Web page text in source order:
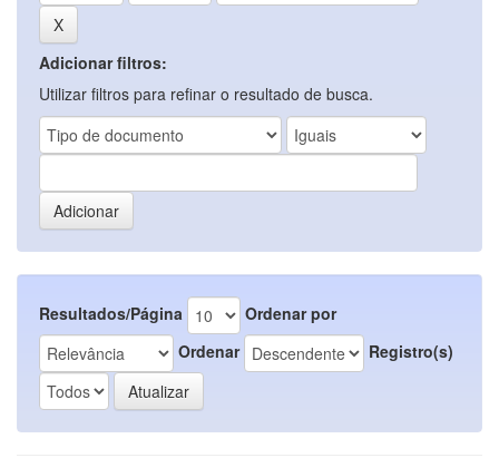
Adicionar filtros:
Utilizar filtros para refinar o resultado de busca.
Resultados/Página
Ordenar por
Ordenar
Registro(s)